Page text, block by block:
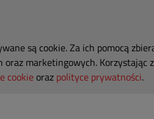
są cookie. Za ich pomocą
marketingowych.
cookie oraz polityce prywatności.